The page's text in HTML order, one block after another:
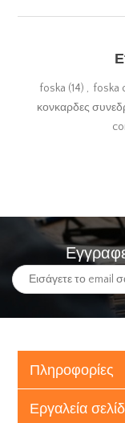
foska (14) , foska
κονκαρδες
Πληροφορίες
Εργαλεία